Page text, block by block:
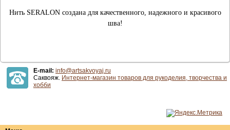
Нить SERALON создана для качественного, надежного и красивого
шва!
E-mail: info@artsakvoyaj.ru
Саквояж. Интернет-магазин товаров для рукоделия, творчества и
хобби